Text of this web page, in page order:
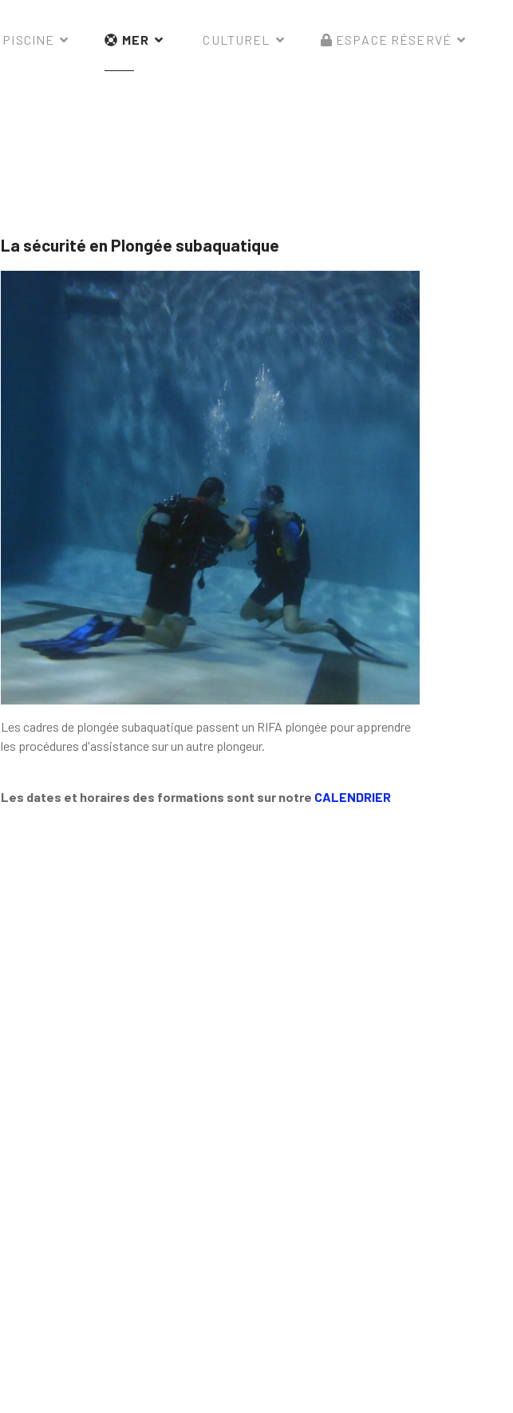
PISCINE MER CULTUREL ESPACE RÉSERVÉ
La sécurité en Plongée subaquatique
Les cadres de plongée subaquatique passent un RIFA plongée pour apprendre
les procédures d'assistance sur un autre plongeur.
Les dates et horaires des formations sont sur notre CALENDRIER